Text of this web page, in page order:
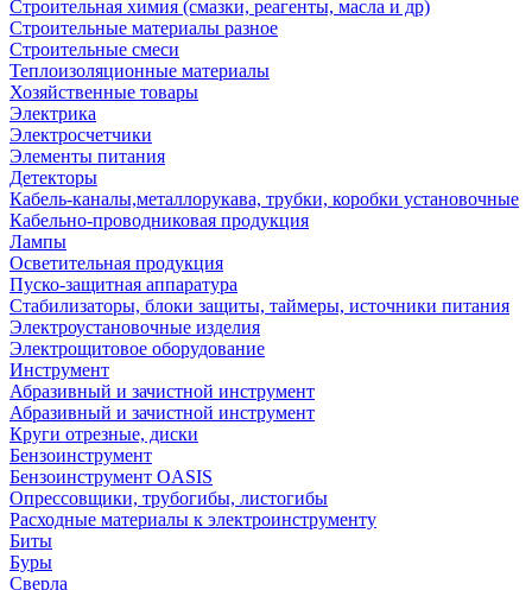
Строительная химия (смазки, реагенты, масла и др)
Строительные материалы разное
Строительные смеси
Теплоизоляционные материалы
Хозяйственные товары
Электрика
Электросчетчики
Элементы питания
Детекторы
Кабель-каналы,металлорукава, трубки, коробки установочные
Кабельно-проводниковая продукция
Лампы
Осветительная продукция
Пуско-защитная аппаратура
Стабилизаторы, блоки защиты, таймеры, источники питания
Электроустановочные изделия
Электрощитовое оборудование
Инструмент
Абразивный и зачистной инструмент
Абразивный и зачистной инструмент
Круги отрезные, диски
Бензоинструмент
Бензоинструмент OASIS
Опрессовщики, трубогибы, листогибы
Расходные материалы к электроинструменту
Биты
Буры
Сверла